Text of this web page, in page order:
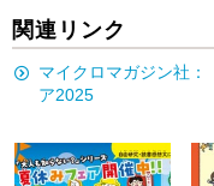
関連リンク
マイクロマガジン社：
ア2025